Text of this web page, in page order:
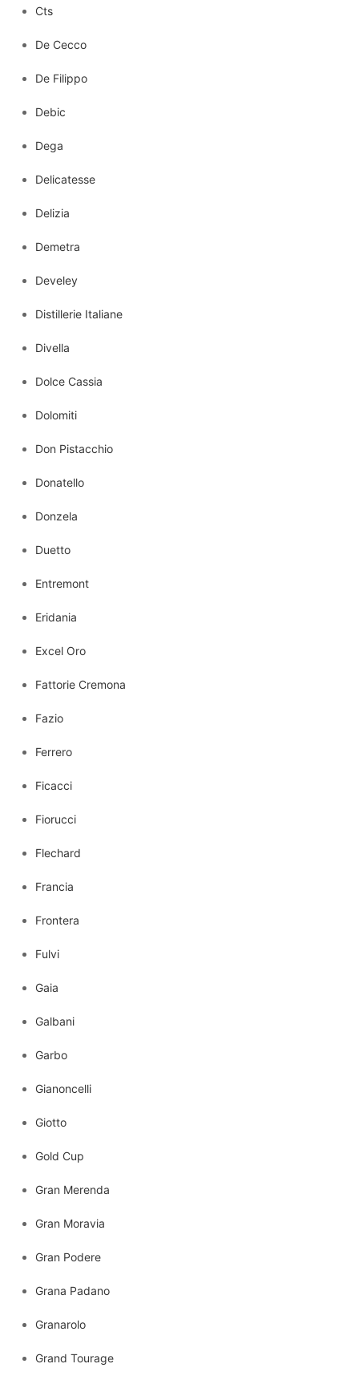
Cts
De Cecco
De Filippo
Debic
Dega
Delicatesse
Delizia
Demetra
Develey
Distillerie Italiane
Divella
Dolce Cassia
Dolomiti
Don Pistacchio
Donatello
Donzela
Duetto
Entremont
Eridania
Excel Oro
Fattorie Cremona
Fazio
Ferrero
Ficacci
Fiorucci
Flechard
Francia
Frontera
Fulvi
Gaia
Galbani
Garbo
Gianoncelli
Giotto
Gold Cup
Gran Merenda
Gran Moravia
Gran Podere
Grana Padano
Granarolo
Grand Tourage